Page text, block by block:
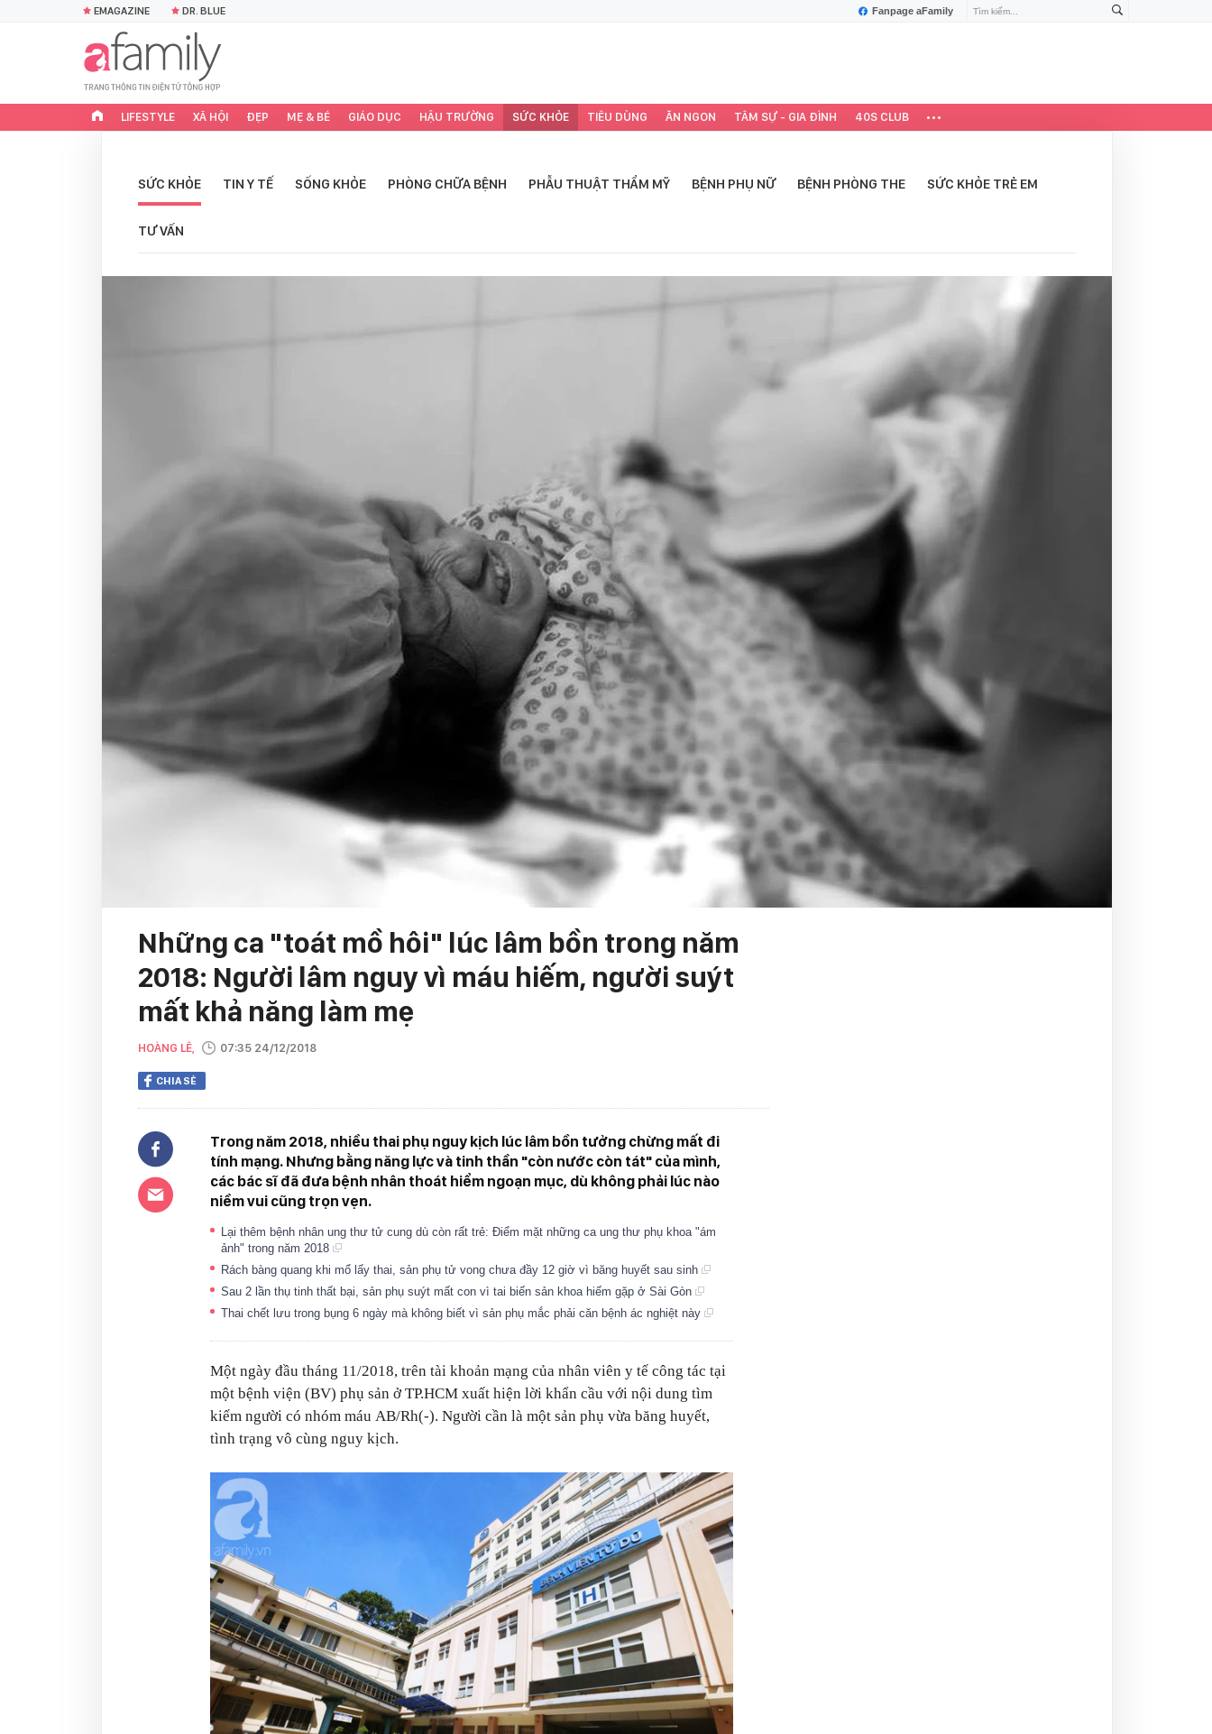
Fanpage aFamily
EMAGAZINE DR. BLUE
LIFESTYLE XÃ HỘI ĐẸP MẸ & BÉ GIÁO DỤC HẬU TRƯỜNG SỨC KHỎE TIÊU DÙNG ĂN NGON TÂM SỰ - GIA ĐÌNH 40S CLUB
SỨC KHỎE TIN Y TẾ SỐNG KHỎE PHÒNG CHỮA BỆNH PHẪU THUẬT THẨM MỸ BỆNH PHỤ NỮ BỆNH PHÒNG THE SỨC KHỎE TRẺ EM
TƯ VẤN
Những ca "toát mồ hôi" lúc lâm bồn trong năm
2018: Người lâm nguy vì máu hiếm, người suýt
mất khả năng làm mẹ
HOÀNG LÊ, 07:35 24/12/2018
CHIA SẺ
Trong năm 2018, nhiều thai phụ nguy kịch lúc lâm bồn tưởng chừng mất đi
tính mạng. Nhưng bằng năng lực và tinh thần "còn nước còn tát" của mình,
các bác sĩ đã đưa bệnh nhân thoát hiểm ngoạn mục, dù không phải lúc nào
niềm vui cũng trọn vẹn.
Lại thêm bệnh nhân ung thư tử cung dù còn rất trẻ: Điểm mặt những ca ung thư phụ khoa "ám
ảnh" trong năm 2018
Rách bàng quang khi mổ lấy thai, sản phụ tử vong chưa đầy 12 giờ vì băng huyết sau sinh
Sau 2 lần thụ tinh thất bại, sản phụ suýt mất con vì tai biến sản khoa hiếm gặp ở Sài Gòn
Thai chết lưu trong bụng 6 ngày mà không biết vì sản phụ mắc phải căn bệnh ác nghiệt này
Một ngày đầu tháng 11/2018, trên tài khoản mạng của nhân viên y tế công tác tại
một bệnh viện (BV) phụ sản ở TP.HCM xuất hiện lời khẩn cầu với nội dung tìm
kiếm người có nhóm máu AB/Rh(-). Người cần là một sản phụ vừa băng huyết,
tình trạng vô cùng nguy kịch.